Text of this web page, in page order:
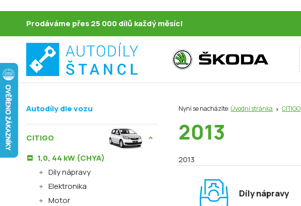
Prodáváme přes 25 000 dílů každý měsíc!
Nyní se nacházíte: Úvodní stránka CITIGO
2013
2013
Díly nápravy
Autodíly dle vozu
CITIGO
1,0, 44 kW (CHYA)
Díly nápravy
Elektronika
Motor